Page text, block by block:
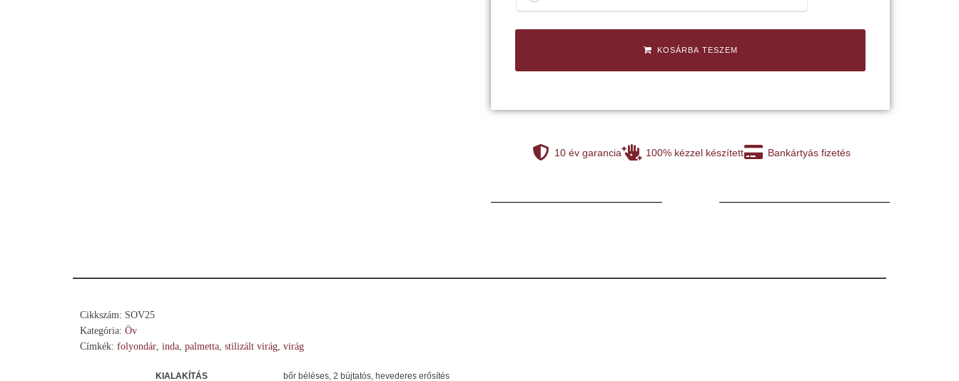
KOSÁRBA TESZEM
10 év garancia 100% kézzel készített Bankártyás fizetés
Cikkszám: SOV25
Kategória: Öv
Címkék: folyondár, inda, palmetta, stilizált virág, virág
KIALAKÍTÁS bőr béléses, 2 bújtatós, hevederes erősítés